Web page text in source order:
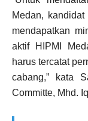
Medan,
mendapatkan
aktif HIPMI
harus tercatat
cabang,” kata
Committe, Mhd.